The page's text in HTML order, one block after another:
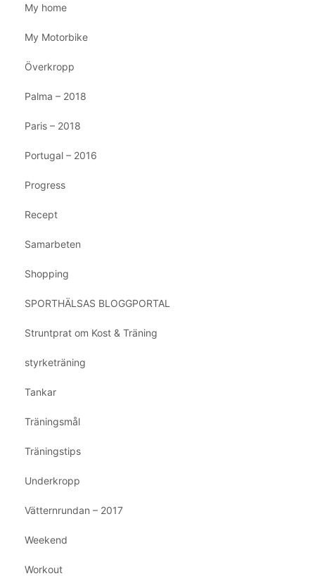
My home
My Motorbike
Överkropp
Palma – 2018
Paris – 2018
Portugal – 2016
Progress
Recept
Samarbeten
Shopping
SPORTHÄLSAS BLOGGPORTAL
Struntprat om Kost & Träning
styrketräning
Tankar
Träningsmål
Träningstips
Underkropp
Vätternrundan – 2017
Weekend
Workout